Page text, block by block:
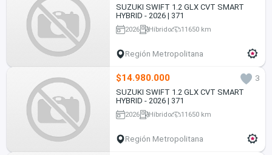
SUZUKI SWIFT 1.2 GLX CVT SMART
HYBRID - 2026 | 371
2026 Híbrido 11650 km
Región Metropolitana
$14.980.000
3
SUZUKI SWIFT 1.2 GLX CVT SMART
HYBRID - 2026 | 371
2026 Híbrido 11650 km
Región Metropolitana